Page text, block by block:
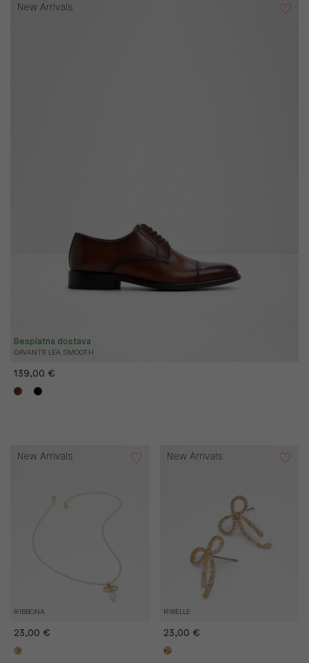
DAVANTE LEA SMOOTH
Besplatna dostava
New Arrivals
139,00 €
RIBBONA
New Arrivals
23,00 €
RIBELLE
New Arrivals
23,00 €